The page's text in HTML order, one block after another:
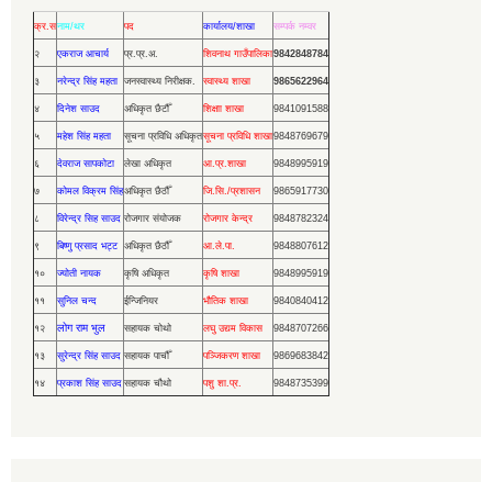
क्र.सनाम/थर पद कार्यालय/शाखा सम्पर्क नम्वर
२ एकराज आचार्य प्र.प्र.अ. शिवनाथ गाउँपालिका9842848784
३ नरेन्द्र सिंह महता जनस्वास्थ्य निरीक्षक. स्वास्थ्य शाखा 9865622964
४ दिनेश साउद अधिकृत छैटौँ शिक्षाा शाखा 9841091588
५ महेश सिंह महता सूचना प्रविधि अधिकृतसूचना प्रविधि शाखा9848769679
६ देवराज सापकोटा लेखा अधिकृत आ.प्र.शाखा 9848995919
७ कोमल विक्रम सिंहअधिकृत छैठौँ जि.सि./प्रशासन 9865917730
८ विरेन्द्र सिह साउद रोजगार संयोजक रोजगार केन्द्र 9848782324
९ बिष्णु प्रसाद भट्ट अधिकृत छैठौँ आ.ले.पा. 9848807612
१० ज्योती नायक कृषि अधिकृत कृषि शाखा 9848995919
११ सुनिल चन्द ईन्जिनियर भौतिक शाखा 9840840412
१२ लोग राम भुल सहायक चोथो लघु उद्यम विकास 9848707266
१३ सुरेन्द्र सिंह साउद सहायक पाचौँ पञ्जिकरण शाखा 9869683842
१४ प्रकाश सिंह साउद सहायक चौथो पशु शा.प्र. 9848735399